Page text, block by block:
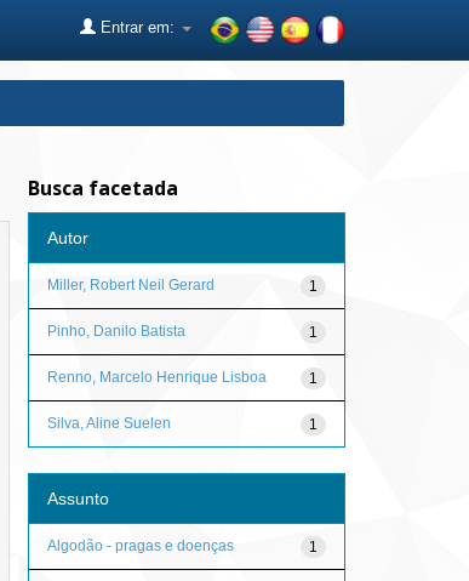
Entrar em:
Busca facetada
Autor
1
Miller, Robert Neil Gerard
1
Pinho, Danilo Batista
1
Renno, Marcelo Henrique Lisboa
1
Silva, Aline Suelen
Assunto
1
Algodão - pragas e doenças